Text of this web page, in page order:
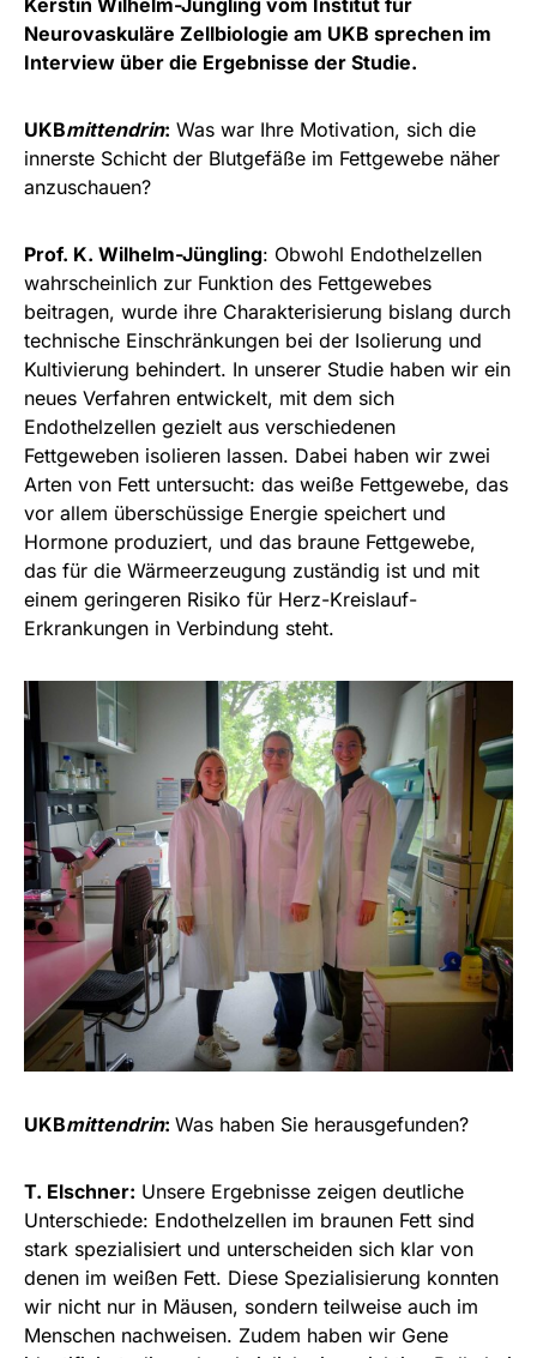
Kerstin Wilhelm-Jüngling vom Institut für
Neurovaskuläre Zellbiologie am UKB sprechen im
Interview über die Ergebnisse der Studie.
UKBmittendrin: Was war Ihre Motivation, sich die
innerste Schicht der Blutgefäße im Fettgewebe näher
anzuschauen?
Prof. K. Wilhelm-Jüngling: Obwohl Endothelzellen
wahrscheinlich zur Funktion des Fettgewebes
beitragen, wurde ihre Charakterisierung bislang durch
technische Einschränkungen bei der Isolierung und
Kultivierung behindert. In unserer Studie haben wir ein
neues Verfahren entwickelt, mit dem sich
Endothelzellen gezielt aus verschiedenen
Fettgeweben isolieren lassen. Dabei haben wir zwei
Arten von Fett untersucht: das weiße Fettgewebe, das
vor allem überschüssige Energie speichert und
Hormone produziert, und das braune Fettgewebe,
das für die Wärmeerzeugung zuständig ist und mit
einem geringeren Risiko für Herz-Kreislauf-
Erkrankungen in Verbindung steht.
UKBmittendrin: Was haben Sie herausgefunden?
T. Elschner: Unsere Ergebnisse zeigen deutliche
Unterschiede: Endothelzellen im braunen Fett sind
stark spezialisiert und unterscheiden sich klar von
denen im weißen Fett. Diese Spezialisierung konnten
wir nicht nur in Mäusen, sondern teilweise auch im
Menschen nachweisen. Zudem haben wir Gene